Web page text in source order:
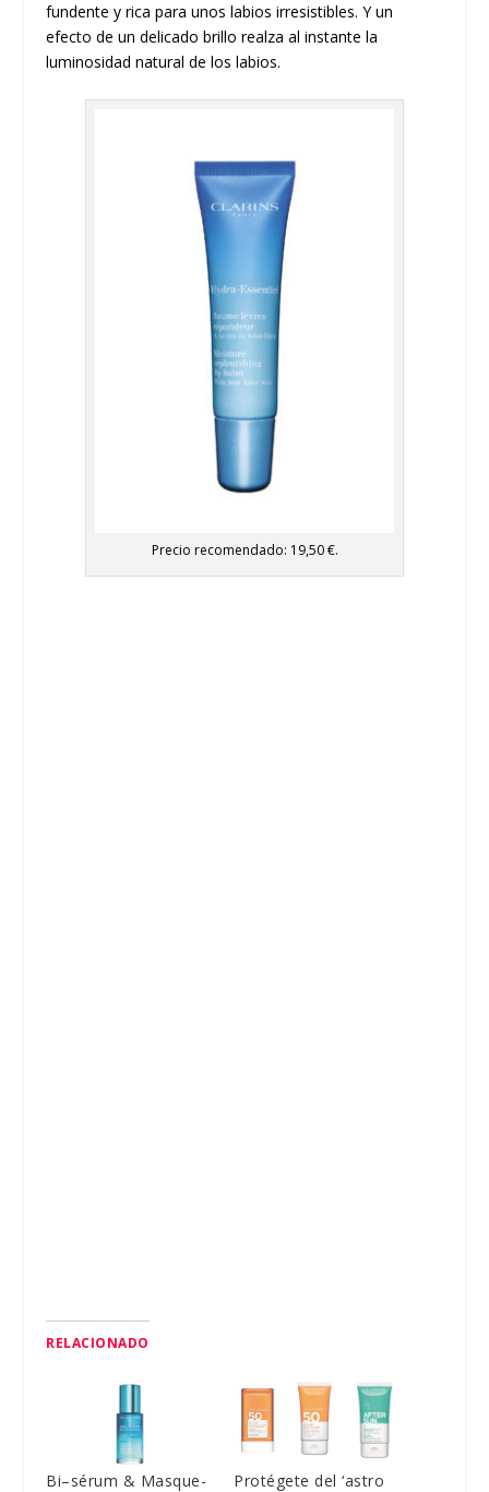
fundente y rica para unos labios irresistibles. Y un
efecto de un delicado brillo realza al instante la
luminosidad natural de los labios.
Precio recomendado: 19,50 €.
RELACIONADO
Bi–sérum & Masque-
Protégete del ‘astro